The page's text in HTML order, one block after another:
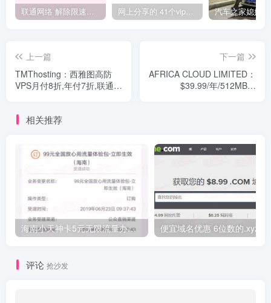
联通网络 解除限速方法参考！畅享、畅玩、老白干等及其它地区自测了 网上分享的 41个vip解析接口 有需要的拿去~ 免费看全网VIP会员视频
上一篇
TMThosting：西雅图高防
VPS月付8折,年付7折,联通
下一篇
AFRICA CLOUD LIMITED：
$39.99/年/512MB内
相关推荐
海南小天神卡5元无限流量办理的方法，5元流量不限量自行车来了
评论 抢沙发